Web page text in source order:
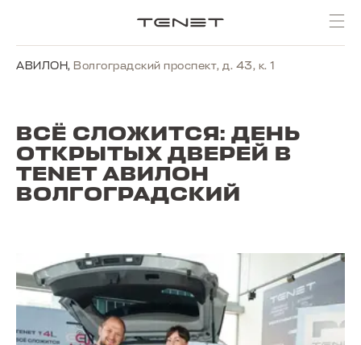
АВИЛОН, Волгоградский проспект, д. 43, к. 1
ВСЁ СЛОЖИТСЯ: ДЕНЬ
ОТКРЫТЫХ ДВЕРЕЙ В
TENET АВИЛОН
ВОЛГОГРАДСКИЙ